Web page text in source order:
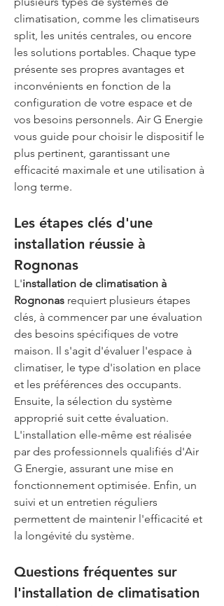
climatisation, comme les climatiseurs
split, les unités centrales, ou encore
les solutions portables. Chaque type
présente ses propres avantages et
inconvénients en fonction de la
configuration de votre espace et de
vos besoins personnels. Air G Energie
vous guide pour choisir le dispositif le
plus pertinent, garantissant une
efficacité maximale et une utilisation à
long terme.
Les étapes clés d'une
installation réussie à
Rognonas
L'installation de climatisation à
Rognonas requiert plusieurs étapes
clés, à commencer par une évaluation
des besoins spécifiques de votre
maison. Il s'agit d'évaluer l'espace à
climatiser, le type d'isolation en place
et les préférences des occupants.
Ensuite, la sélection du système
approprié suit cette évaluation.
L'installation elle-même est réalisée
par des professionnels qualifiés d'Air
G Energie, assurant une mise en
fonctionnement optimisée. Enfin, un
suivi et un entretien réguliers
permettent de maintenir l'efficacité et
la longévité du système.
Questions fréquentes sur
l'installation de climatisation